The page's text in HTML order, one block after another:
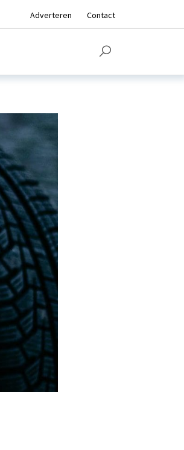
Adverteren Contact